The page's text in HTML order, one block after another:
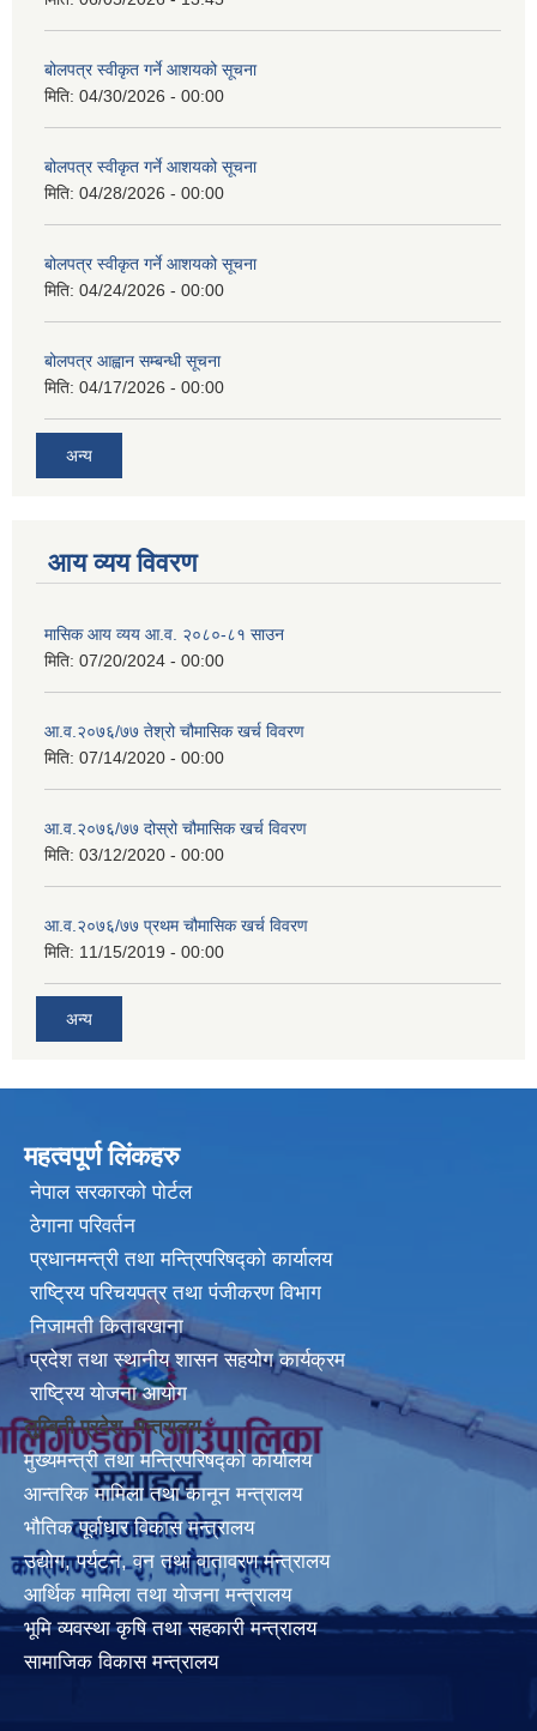
बोलपत्र स्वीकृत गर्ने आशयको सूचना
मिति: 04/30/2026 - 00:00
बोलपत्र स्वीकृत गर्ने आशयको सूचना
मिति: 04/28/2026 - 00:00
बोलपत्र स्वीकृत गर्ने आशयको सूचना
मिति: 04/24/2026 - 00:00
बोलपत्र आह्वान सम्बन्धी सूचना
मिति: 04/17/2026 - 00:00
अन्य
आय व्यय विवरण
मासिक आय व्यय आ.व. २०८०-८१ साउन
मिति: 07/20/2024 - 00:00
आ.व.२०७६/७७ तेश्रो चौमासिक खर्च विवरण
मिति: 07/14/2020 - 00:00
आ.व.२०७६/७७ दोस्रो चौमासिक खर्च विवरण
मिति: 03/12/2020 - 00:00
आ.व.२०७६/७७ प्रथम चौमासिक खर्च विवरण
मिति: 11/15/2019 - 00:00
अन्य
महत्वपूर्ण लिंकहरु
नेपाल सरकारको पोर्टल
ठेगाना परिवर्तन
प्रधानमन्त्री तथा मन्त्रिपरिषद्को कार्यालय
राष्ट्रिय परिचयपत्र तथा पंजीकरण विभाग
निजामती किताबखाना
प्रदेश तथा स्थानीय शासन सहयोग कार्यक्रम
राष्ट्रिय योजना आयोग
लुम्बिनी प्रदेश मन्त्रालय
मुख्यमन्त्री तथा मन्त्रिपरिषद्को कार्यालय
आन्तरिक मामिला तथा कानून मन्त्रालय
भौतिक पूर्वाधार विकास मन्त्रालय
उद्योग, पर्यटन, वन तथा वातावरण मन्त्रालय
आर्थिक मामिला तथा योजना मन्त्रालय
भूमि व्यवस्था कृषि तथा सहकारी मन्त्रालय
सामाजिक विकास मन्त्रालय